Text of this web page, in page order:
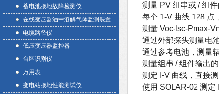
蓄电池接地故障检测仪
在线变压器油中溶解气体监测装置
电缆路径仪
低压变压器监控器
台区识别仪
万用表
变电站接地性能测试仪
测量 PV 组串或 / 组
每个 1-V 曲线 128 点
测量 Voc-lsc-Pmax-
通过外部探头测量电
通过参考电池，测量
测量组串 / 组件输出
测定 I-V 曲线，直接
使用 SOLAR-02 测定